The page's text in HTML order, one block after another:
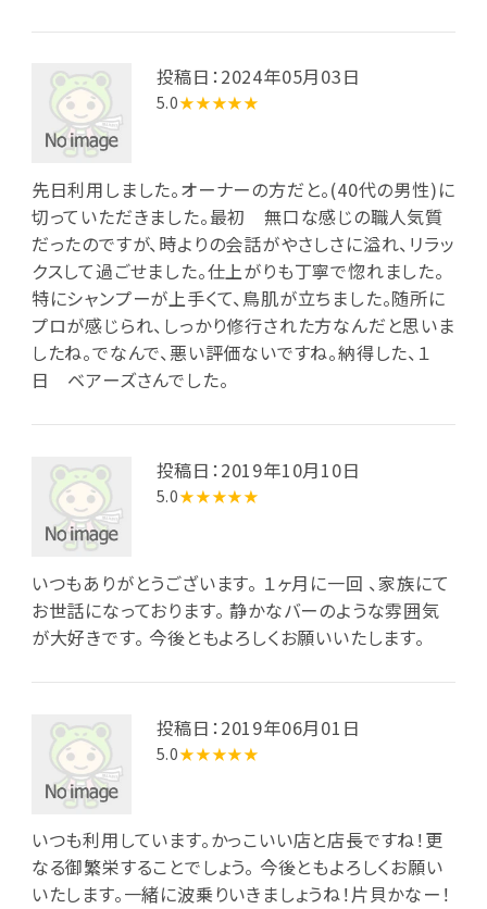
投稿日：2024年05月03日
5.0★★★★★
先日利用しました。オーナーの方だと。(40代の男性)に
切っていただきました。最初 無口な感じの職人気質
だったのですが、時よりの会話がやさしさに溢れ、リラッ
クスして過ごせました。仕上がりも丁寧で惚れました。
特にシャンプーが上手くて、鳥肌が立ちました。随所に
プロが感じられ、しっかり修行された方なんだと思いま
したね。でなんで、悪い評価ないですね。納得した、１
日 ベアーズさんでした。
投稿日：2019年10月10日
5.0★★★★★
いつもありがとうございます。 １ヶ月に一回 、家族にて
お世話になっております。 静かなバーのような雰囲気
が大好きです。 今後ともよろしくお願いいたします。
投稿日：2019年06月01日
5.0★★★★★
いつも利用しています。かっこいい店と店長ですね！更
なる御繁栄することでしょう。 今後ともよろしくお願い
いたします。一緒に波乗りいきましょうね！片貝かなー！